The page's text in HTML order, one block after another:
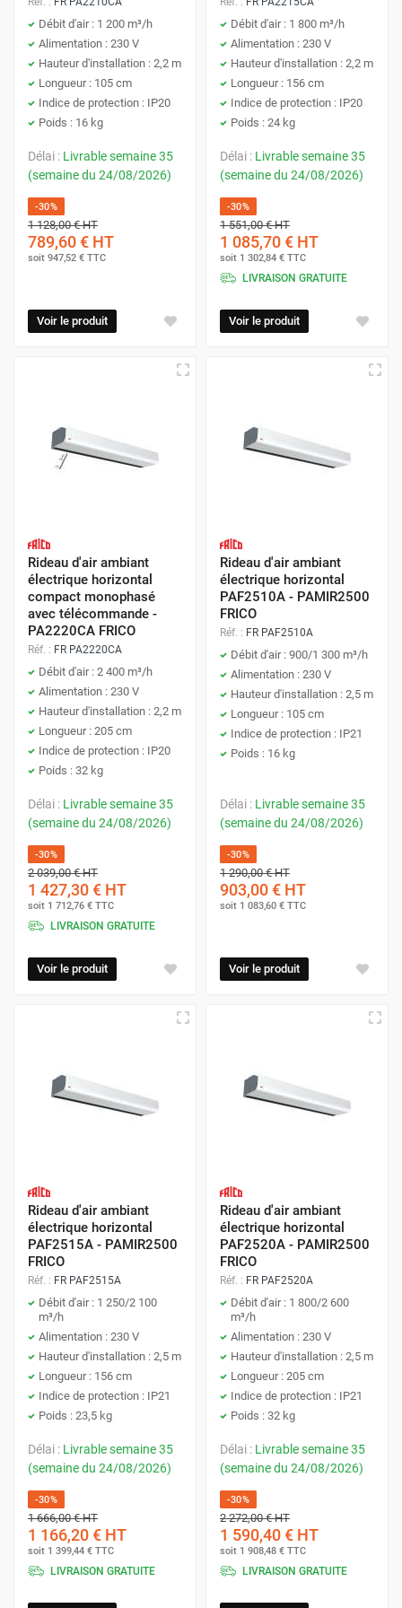
Débit d'air : 1 200 m³/h
Alimentation : 230 V
Hauteur d'installation : 2,2 m
Longueur : 105 cm
Indice de protection : IP20
Poids : 16 kg
Délai : Livrable semaine 35
(semaine du 24/08/2026)
-30%
1 128,00 €HT
789,60 € HT
soit 947,52 € TTC
Voir le produit
Débit d'air : 1 800 m³/h
Alimentation : 230 V
Hauteur d'installation : 2,2 m
Longueur : 156 cm
Indice de protection : IP20
Poids : 24 kg
Délai : Livrable semaine 35
(semaine du 24/08/2026)
-30%
1 551,00 €HT
1 085,70 € HT
soit 1 302,84 € TTC
LIVRAISON GRATUITE
Voir le produit
Rideau d'air ambiant
électrique horizontal
compact monophasé
avec télécommande -
PA2220CA FRICO
Réf. : FR PA2220CA
Débit d'air : 2 400 m³/h
Alimentation : 230 V
Hauteur d'installation : 2,2 m
Longueur : 205 cm
Indice de protection : IP20
Poids : 32 kg
Délai : Livrable semaine 35
(semaine du 24/08/2026)
-30%
2 039,00 €HT
1 427,30 € HT
soit 1 712,76 € TTC
LIVRAISON GRATUITE
Voir le produit
Rideau d'air ambiant
électrique horizontal
PAF2510A - PAMIR2500
FRICO
Réf. : FR PAF2510A
Débit d'air : 900/1 300 m³/h
Alimentation : 230 V
Hauteur d'installation : 2,5 m
Longueur : 105 cm
Indice de protection : IP21
Poids : 16 kg
Délai : Livrable semaine 35
(semaine du 24/08/2026)
-30%
1 290,00 €HT
903,00 € HT
soit 1 083,60 € TTC
Voir le produit
Rideau d'air ambiant
électrique horizontal
PAF2515A - PAMIR2500
FRICO
Réf. : FR PAF2515A
Débit d'air : 1 250/2 100
m³/h
Alimentation : 230 V
Hauteur d'installation : 2,5 m
Longueur : 156 cm
Indice de protection : IP21
Poids : 23,5 kg
Délai : Livrable semaine 35
(semaine du 24/08/2026)
-30%
1 666,00 €HT
1 166,20 € HT
soit 1 399,44 € TTC
LIVRAISON GRATUITE
Rideau d'air ambiant
électrique horizontal
PAF2520A - PAMIR2500
FRICO
Réf. : FR PAF2520A
Débit d'air : 1 800/2 600
m³/h
Alimentation : 230 V
Hauteur d'installation : 2,5 m
Longueur : 205 cm
Indice de protection : IP21
Poids : 32 kg
Délai : Livrable semaine 35
(semaine du 24/08/2026)
-30%
2 272,00 €HT
1 590,40 € HT
soit 1 908,48 € TTC
LIVRAISON GRATUITE